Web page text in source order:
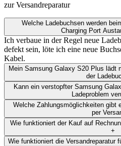
zur Versandreparatur
Welche Ladebuchsen werden
Charging Port
Ich verbaue in der Regel neue
defekt sein, löte ich eine neue
Kabel.
Mein Samsung Galaxy S20 Plus lädt
der
Kann ein verstopfter Samsung
Ladeproblem
Welche Zahlungsmöglichkeiten gibt
per
Wie funktioniert der Kauf auf
+
Wie funktioniert die Versandreparatur